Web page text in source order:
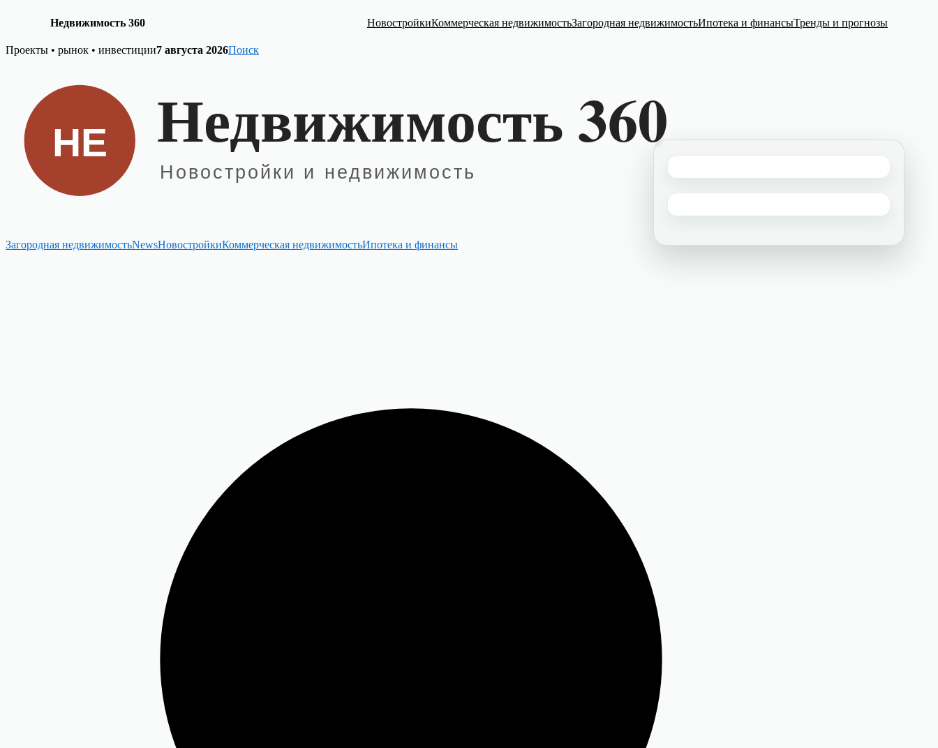
Недвижимость 360 НовостройкиКоммерческая недвижимостьЗагородная недвижимостьИпотека и финансыТренды и прогнозы
Skip
Проекты • рынок • инвестиции7 августа 2026Поиск
Загородная недвижимостьNewsНовостройкиКоммерческая недвижимостьИпотека и финансы